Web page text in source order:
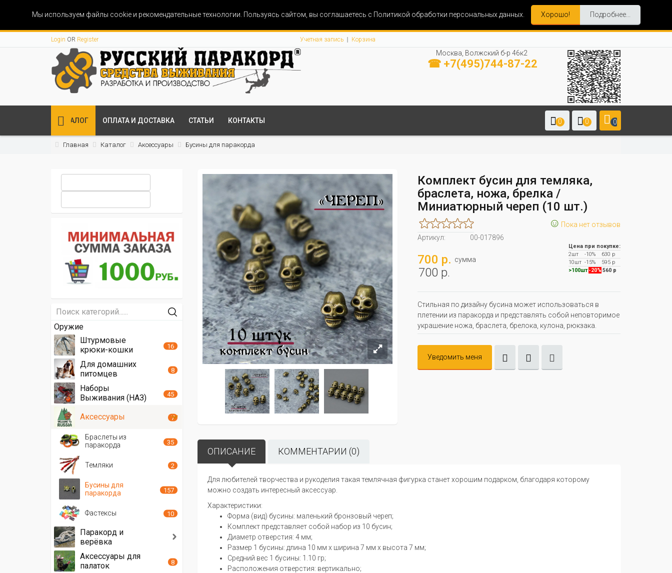
Мы используем файлы cookie и рекомендательные технологии. Пользуясь сайтом, вы соглашаетесь с Политикой обработки персональных данных. Хорошо! Подробнее...
Login OR Register Учетная запись Корзина
Москва, Волжский б-р 46к2
☎ +7(495)744-87-22
КАТАЛОГ ОПЛАТА И ДОСТАВКА СТАТЬИ КОНТАКТЫ 0 0 0
Главная Каталог Аксессуары Бусины для паракорда
Комплект бусин для темляка,
браслета, ножа, брелка /
Миниатюрный череп (10 шт.)
☺ Пока нет отзывов
Артикул:
00-017896
700 р. сумма
700 р.
Цена при покупке:
2шт
-10%
630 р
10шт -15%
595 р
>100шт -20% 560 р
Стильная по дизайну бусина может использоваться в
плетении из паракорда и представлять собой неповторимое
украшение ножа, браслета, брелока, кулона, рюкзака.
Уведомить меня
ОПИСАНИЕ КОММЕНТАРИИ (0)
Для любителей творчества и рукоделия такая темлячная фигурка станет хорошим подарком, благодаря которому
можно создать интересный аксессуар.
Характеристики:
Форма (вид) бусины: маленький бронзовый череп;
Комплект представляет собой набор из 10 бусин;
Диаметр отверстия: 4 мм;
Размер 1 бусины: длина 10 мм х ширина 7 мм х высота 7 мм;
Средний вес 1 бусины: 1.10 гр;
Расположения отверстия: вертикально;
Оружие
Штурмовые
крюки-кошки
16
Для домашних
питомцев
8
Наборы
Выживания (НАЗ)
45
Аксессуары 7
Браслеты из
паракорда
35
Темляки 2
Бусины для
паракорда
157
Фастексы 10
Паракорд и
верёвка
Аксессуары для
палаток
8